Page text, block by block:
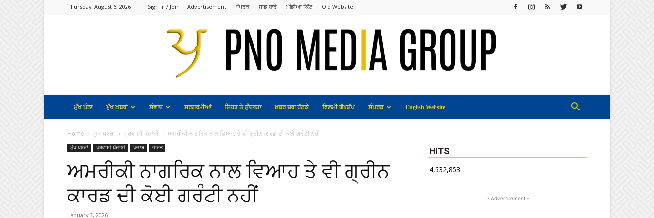
Thursday, August 6, 2026 Sign in / Join Advertisement ਸੰਪਰਕ ਸਾਡੇ ਬਾਰੇ ਮੀਡੀਆ ਕਿੱਟ Old Website
ਮੁੱਖ ਪੰਨਾ ਮੁੱਖ ਖ਼ਬਰਾਂ ਸੰਵਾਦ ਸਰਗਰਮੀਆਂ ਸਿਹਤ ਤੇ ਸੁੰਦਰਤਾ ਖ਼ਬਰ ਜ਼ਰਾ ਹੱਟਕੇ ਫਿਲਮੀ ਗੱਪਸ਼ੱਪ ਸੰਪਰਕ English Website
Home ਮੁੱਖ ਖ਼ਬਰਾਂ ਪ੍ਰਵਾਸੀ ਪੰਜਾਬੀ ਅਮਰੀਕੀ ਨਾਗਰਿਕ ਨਾਲ ਵਿਆਹ ਤੇ ਵੀ ਗ੍ਰੀਨ ਕਾਰਡ ਦੀ ਕੋਈ ਗਰੰਟੀ ਨਹੀਂ
ਮੁੱਖ ਖ਼ਬਰਾਂ ਪ੍ਰਵਾਸੀ ਪੰਜਾਬੀ ਪੰਜਾਬ ਭਾਰਤ
ਅਮਰੀਕੀ ਨਾਗਰਿਕ ਨਾਲ ਵਿਆਹ ਤੇ ਵੀ ਗ੍ਰੀਨ
ਕਾਰਡ ਦੀ ਕੋਈ ਗਰੰਟੀ ਨਹੀਂ
January 3, 2026
HITS
4,632,853
- Advertisement -